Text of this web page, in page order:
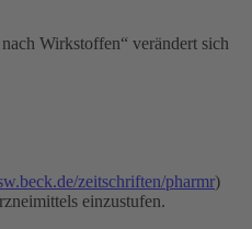
Wirkstoffen“ verändert sich
zeitschriften/pharmr)
einzustufen.